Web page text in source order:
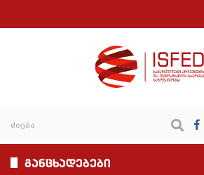
განცხადებები